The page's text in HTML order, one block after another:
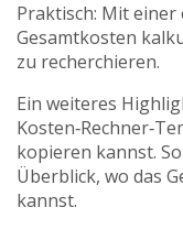
Praktisch: Mit einer
Gesamtkosten
zu recherchieren.
Ein weiteres
kopieren kannst.
Überblick, wo das
kannst.